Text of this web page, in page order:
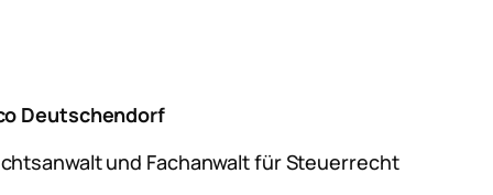
Deutschendorf
und Fachanwalt für Steuerrecht